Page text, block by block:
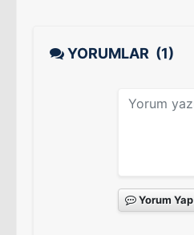
YORUMLAR (1)
Yorum Yap